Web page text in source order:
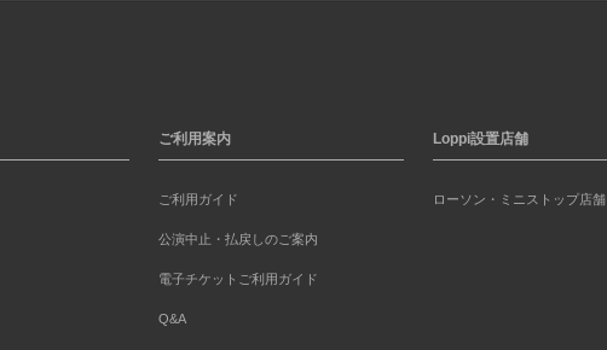
ご利用案内
ご利用ガイド
公演中止・払戻しのご案内
電子チケットご利用ガイド
Q&A
Loppi設置店舗
ローソン・ミニストップ店舗